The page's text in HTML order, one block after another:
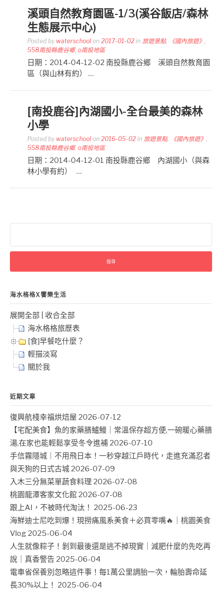
溪頭自然教育園區-1/3(溪谷飯店/森林
生態展示中心)
Posted by waterschool on 2017-01-02 in 旅遊景點, 《國內旅遊》 ,
558南投縣鹿谷鄉, o南投地區
日期：2014-04-12-02 南投縣鹿谷鄉 溪頭自然教育園
區（與山林有約） …
[南投鹿谷]內湖國小-全台最美的森林
小學
Posted by waterschool on 2016-05-02 in 旅遊景點, 《國內旅遊》
558南投縣鹿谷鄉, o南投地區
日期：2014-04-12-01 南投縣鹿谷鄉 內湖國小（與森
林小學有約） …
關
字:
海水格格X饗樂生活
展開全部
收合全部
海水格格旅歷表
[食]早餐吃什麼？
輕描淡寫
關於我
近期文章
復興航棧幸福烘焙屋 2026-07-12
【宅配美食】魚的家藥膳鱸鰻｜常溫保存超方便,一碗暖心藥膳
湯,在家也能輕鬆享受冬令進補 2026-07-10
手信霧隱城｜不用飛日本！一秒穿越江戶時代，走進充滿忍者
與天狗的日式古城 2026-07-09
入木三分無菜單蔬食料理 2026-07-08
桃園龍潭客家文化館 2026-07-08
跟上AI，不被時代淘汰！ 2025-06-23
海鮮迪士尼吃到爆！現撈痛風系美食＋必買零嘴🔥｜桃園美食
Vlog 2025-06-04
人生就像粽子！剝到最後還是逃不掉現實｜減肥什麼的先吃再
說｜真香警告 2025-06-04
電車省保養別忽略這件事！每1萬公里調胎一次，輪胎壽命延
長30%以上！ 2025-06-04